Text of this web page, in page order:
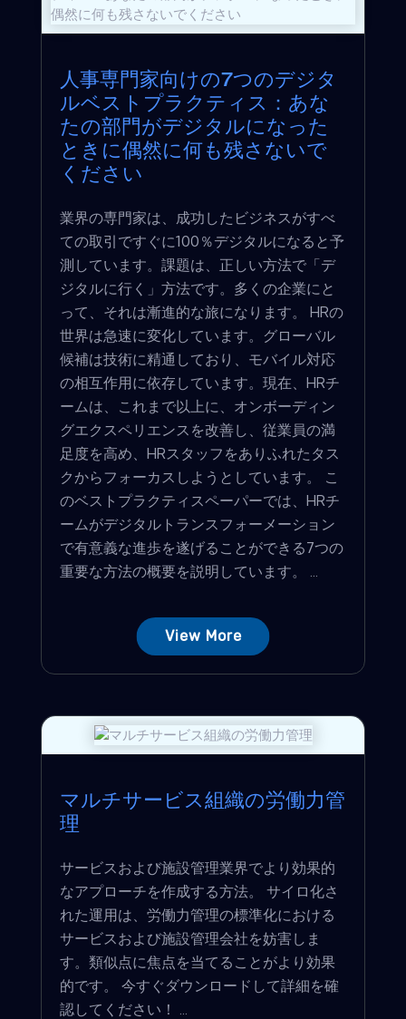
人事専門家向けの7つのデジタ
ルベストプラクティス：あな
たの部門がデジタルになった
ときに偶然に何も残さないで
ください
業界の専門家は、成功したビジネスがすべ
ての取引ですぐに100％デジタルになると予
測しています。課題は、正しい方法で「デ
ジタルに行く」方法です。多くの企業にと
って、それは漸進的な旅になります。 HRの
世界は急速に変化しています。グローバル
候補は技術に精通しており、モバイル対応
の相互作用に依存しています。現在、HRチ
ームは、これまで以上に、オンボーディン
グエクスペリエンスを改善し、従業員の満
足度を高め、HRスタッフをありふれたタス
クからフォーカスしようとしています。 こ
のベストプラクティスペーパーでは、HRチ
ームがデジタルトランスフォーメーション
で有意義な進歩を遂げることができる7つの
重要な方法の概要を説明しています。 ...
View More
マルチサービス組織の労働力管
理
サービスおよび施設管理業界でより効果的
なアプローチを作成する方法。 サイロ化さ
れた運用は、労働力管理の標準化における
サービスおよび施設管理会社を妨害しま
す。類似点に焦点を当てることがより効果
的です。 今すぐダウンロードして詳細を確
認してください！ ...